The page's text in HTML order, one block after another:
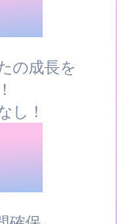
の成長を
し！